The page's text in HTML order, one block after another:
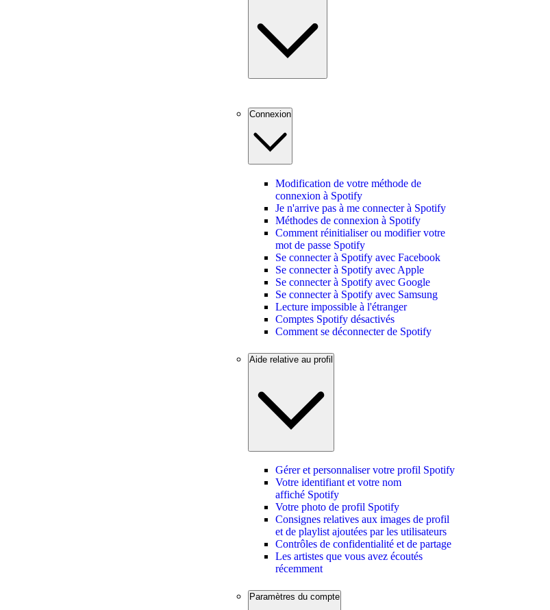
Connexion
Modification de votre méthode de
connexion à Spotify
Je n'arrive pas à me connecter à Spotify
Méthodes de connexion à Spotify
Comment réinitialiser ou modifier votre
mot de passe Spotify
Se connecter à Spotify avec Facebook
Se connecter à Spotify avec Apple
Se connecter à Spotify avec Google
Se connecter à Spotify avec Samsung
Lecture impossible à l'étranger
Comptes Spotify désactivés
Comment se déconnecter de Spotify
Aide relative au profil
Gérer et personnaliser votre profil Spotify
Votre identifiant et votre nom
affiché Spotify
Votre photo de profil Spotify
Consignes relatives aux images de profil
et de playlist ajoutées par les utilisateurs
Contrôles de confidentialité et de partage
Les artistes que vous avez écoutés
récemment
Paramètres du compte